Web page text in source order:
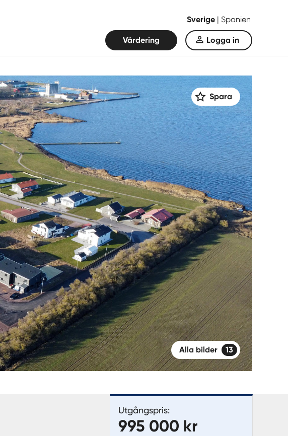
Sverige | Spanien
Värdering Logga in
Spara
Alla bilder 13
Utgångspris:
995 000 kr